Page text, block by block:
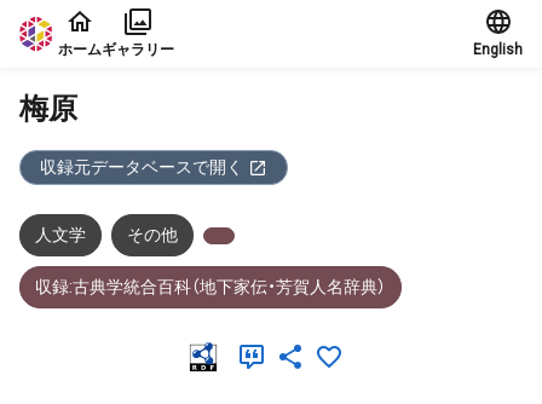
本文に飛ぶ
ホームギャラリー English
梅原
収録元データベースで開く
人文学 その他
収録:古典学統合百科（地下家伝・芳賀人名辞典）